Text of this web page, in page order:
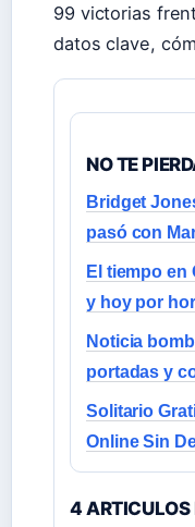
99 victorias
datos clave,
NO TE
Bridget
pasó con
El tiempo en
y hoy por
Noticia
portadas y
Solitario
Online Sin
4 ARTICULOS